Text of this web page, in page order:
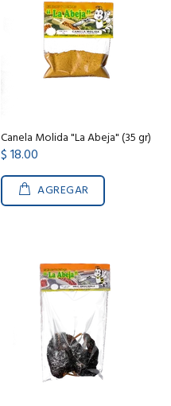
Canela Molida "La Abeja" (35 gr)
$ 18.00
AGREGAR